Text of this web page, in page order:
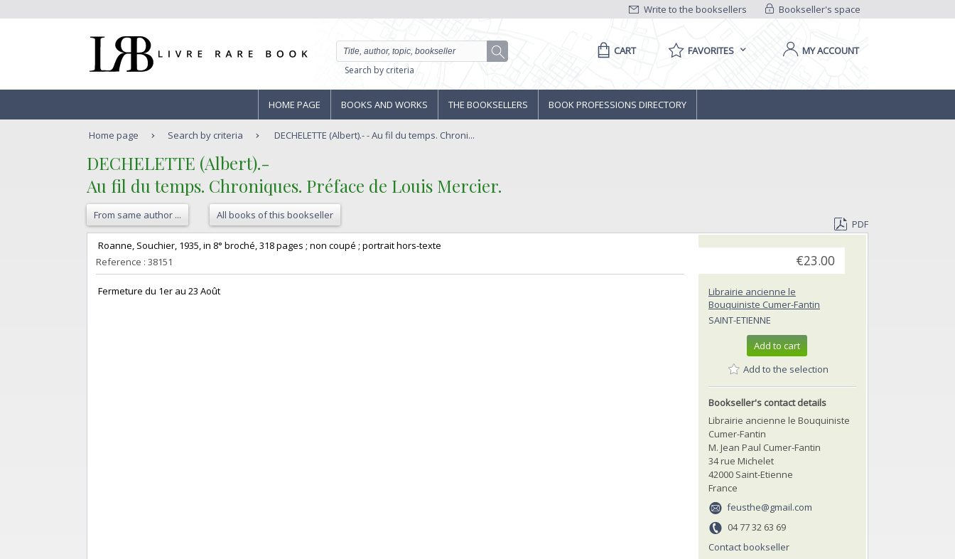
Bookseller's space
Write to the booksellers
Search by criteria
CART FAVORITES MY ACCOUNT
HOME PAGE BOOKS AND WORKS THE BOOKSELLERS BOOK PROFESSIONS DIRECTORY
Home page Search by criteria DECHELETTE (Albert).- - Au fil du temps. Chroni...
‎DECHELETTE (Albert).-‎
‎Au fil du temps. Chroniques. Préface de Louis Mercier.‎
From same author ... All books of this bookseller
PDF
‎ Roanne, Souchier, 1935, in 8° broché, 318 pages ; non coupé ; portrait hors-texte ‎
Reference : 38151
‎ Fermeture du 1er au 23 Août‎
€23.00
Librairie ancienne le
Bouquiniste Cumer-Fantin
SAINT-ETIENNE
Add to cart
Add to the selection
Bookseller's contact details
Librairie ancienne le Bouquiniste
Cumer-Fantin
M. Jean Paul Cumer-Fantin
34 rue Michelet
42000 Saint-Etienne
France
feusthe@gmail.com
04 77 32 63 69
Contact bookseller